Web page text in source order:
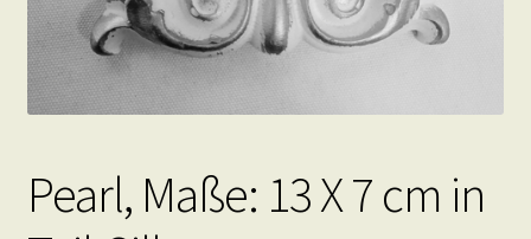
Pearl, Maße: 13 X 7 cm in